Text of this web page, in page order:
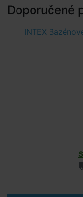
Doporučené
INTEX